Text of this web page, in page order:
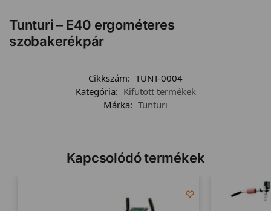
Tunturi – E40 ergométeres
szobakerékpár
Cikkszám: TUNT-0004
Kategória: Kifutott termékek
Márka: Tunturi
Kapcsolódó termékek